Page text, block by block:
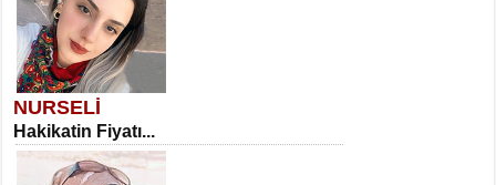
NURSELİ
Hakikatin Fiyatı...